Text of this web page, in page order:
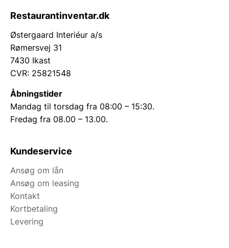
Restaurantinventar.dk
Østergaard Interiéur a/s
Rømersvej 31
7430 Ikast
CVR: 25821548
Åbningstider
Mandag til torsdag fra 08:00 – 15:30.
Fredag fra 08.00 – 13.00.
Kundeservice
Ansøg om lån
Ansøg om leasing
Kontakt
Kortbetaling
Levering